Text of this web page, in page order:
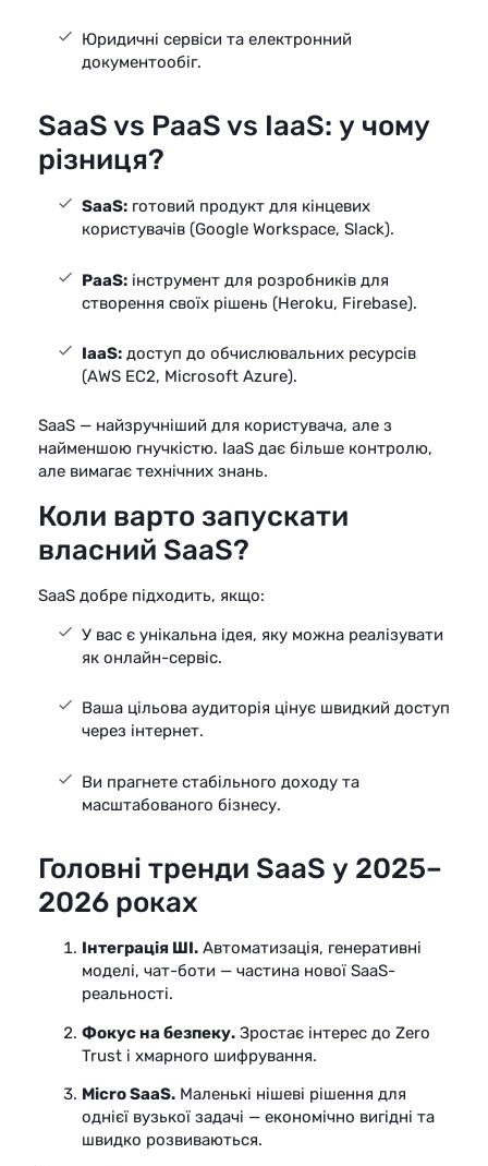
Юридичні сервіси та електронний
документообіг.
SaaS vs PaaS vs IaaS: у чому
різниця?
SaaS: готовий продукт для кінцевих
користувачів (Google Workspace, Slack).
PaaS: інструмент для розробників для
створення своїх рішень (Heroku, Firebase).
IaaS: доступ до обчислювальних ресурсів
(AWS EC2, Microsoft Azure).
SaaS — найзручніший для користувача, але з
найменшою гнучкістю. IaaS дає більше контролю,
але вимагає технічних знань.
Коли варто запускати
власний SaaS?
SaaS добре підходить, якщо:
У вас є унікальна ідея, яку можна реалізувати
як онлайн-сервіс.
Ваша цільова аудиторія цінує швидкий доступ
через інтернет.
Ви прагнете стабільного доходу та
масштабованого бізнесу.
Головні тренди SaaS у 2025–
2026 роках
Інтеграція ШІ. Автоматизація, генеративні
моделі, чат-боти — частина нової SaaS-
реальності.
Фокус на безпеку. Зростає інтерес до Zero
Trust і хмарного шифрування.
Micro SaaS. Маленькі нішеві рішення для
однієї вузької задачі — економічно вигідні та
швидко розвиваються.